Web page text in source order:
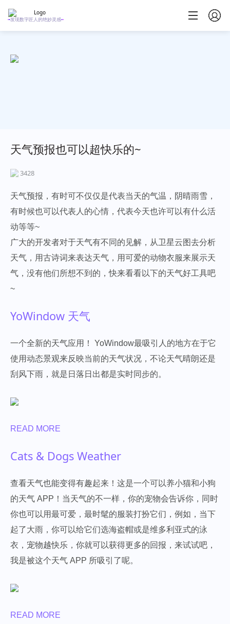
发现数字匠人的绝妙灵感
天气预报也可以超快乐的~
3428
天气预报，有时可不仅仅是代表当天的气温，阴晴雨雪，
有时候也可以代表人的心情，代表今天也许可以有什么活
动等等~
广大的开发者对于天气有不同的见解，从卫星云图去分析
天气，用古诗词来表达天气，用可爱的动物衣服来展示天
气，没有他们所想不到的，快来看看以下的天气好工具吧
~
YoWindow 天气
一个全新的天气应用！ YoWindow最吸引人的地方在于它
使用动态景观来反映当前的天气状况，不论天气晴朗还是
刮风下雨，就是日落日出都是实时同步的。
READ MORE
Cats & Dogs Weather
查看天气也能变得有趣起来！这是一个可以养小猫和小狗
的天气 APP！当天气的不一样，你的宠物会告诉你，同时
你也可以用最可爱，最时髦的服装打扮它们，例如，当下
起了大雨，你可以给它们选海盗帽或是维多利亚式的泳
衣，宠物越快乐，你就可以获得更多的回报，来试试吧，
我是被这个天气 APP 所吸引了呢。
READ MORE